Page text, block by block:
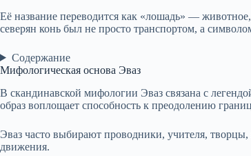
Её название переводится как «лошадь» —
северян конь был не просто транспортом, а
Содержание
Мифологическая основа Эваз
В скандинавской мифологии Эваз связана с
образ воплощает способность к преодолению
Эваз часто выбирают проводники, учителя, творцы,
движения.